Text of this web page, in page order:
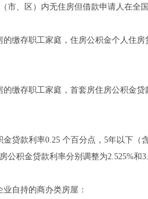
、区）内无住房但借款申请人在全国
存职工家庭，住房公积金个人住房
存职工家庭，首套房住房公积金贷
款利率0.25 个百分点，5年以下（
积金贷款利率分别调整为2.525%和
自持的商办类房屋：